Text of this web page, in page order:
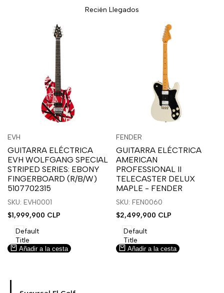
Recién Llegados
sesión
para
usar
la
lista
deseos.
para
usar
Compare
Proveedor:
EVH
GUITARRA ELÉCTRICA
EVH WOLFGANG SPECIAL
STRIPED SERIES: EBONY
FINGERBOARD (R/B/W)
5107702315
SKU: EVH0001
Precio
venta
$1,999,900 CLP
Default
Title
Añadir a la cesta
sesión
para
usar
la
lista
deseos.
sesión
para
usar
Compare
Vista
Proveedor:
FENDER
GUITARRA ELÉCTRICA
AMERICAN
PROFESSIONAL II
TELECASTER DELUX
MAPLE - FENDER
SKU: FEN0060
Precio
venta
$2,499,900 CLP
Default
Title
Añadir a la cesta